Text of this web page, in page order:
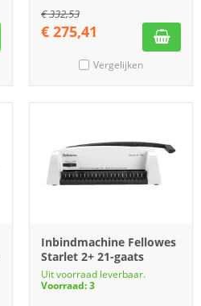
€332,53
€ 275,41
Vergelijken
Inbindmachine Fellowes
Starlet 2+ 21-gaats
Uit voorraad leverbaar.
Voorraad: 3